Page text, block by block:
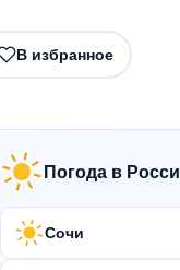
В избранное
Погода в
Сочи